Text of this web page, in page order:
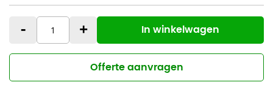
- + In winkelwagen
Offerte aanvragen